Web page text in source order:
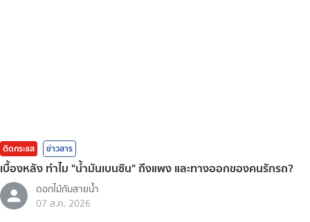
ติดกระแส ข่าวสาร
เบื้องหลัง ทำไม "น้ำมันเบนซิน" ถึงแพง และทางออกของคนรักรถ?
ดอกไม้กับสายน้ำ
07 ส.ค. 2026